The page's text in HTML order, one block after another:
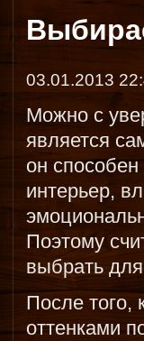
03.01.2013
Можно с
является
он
интерьер,
Поэтому
выбрать
После того,
оттенками